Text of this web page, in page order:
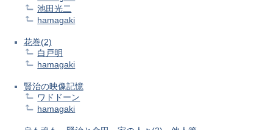
池田光二
hamagaki
花巻(2)
白戸明
hamagaki
賢治の映像記憶
ワドドーン
hamagaki